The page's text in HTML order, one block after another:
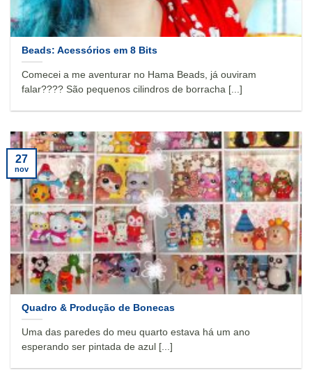
Beads: Acessórios em 8 Bits
Comecei a me aventurar no Hama Beads, já ouviram
falar???? São pequenos cilindros de borracha [...]
Quadro & Produção de Bonecas
Uma das paredes do meu quarto estava há um ano
esperando ser pintada de azul [...]
27
nov